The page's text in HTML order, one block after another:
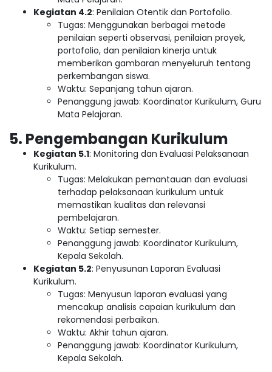
Kegiatan 4.2: Penilaian Otentik dan Portofolio.
Tugas: Menggunakan berbagai metode
penilaian seperti observasi, penilaian proyek,
portofolio, dan penilaian kinerja untuk
memberikan gambaran menyeluruh tentang
perkembangan siswa.
Waktu: Sepanjang tahun ajaran.
Penanggung jawab: Koordinator Kurikulum, Guru
Mata Pelajaran.
5. Pengembangan Kurikulum
Kegiatan 5.1: Monitoring dan Evaluasi Pelaksanaan
Kurikulum.
Tugas: Melakukan pemantauan dan evaluasi
terhadap pelaksanaan kurikulum untuk
memastikan kualitas dan relevansi
pembelajaran.
Waktu: Setiap semester.
Penanggung jawab: Koordinator Kurikulum,
Kepala Sekolah.
Kegiatan 5.2: Penyusunan Laporan Evaluasi
Kurikulum.
Tugas: Menyusun laporan evaluasi yang
mencakup analisis capaian kurikulum dan
rekomendasi perbaikan.
Waktu: Akhir tahun ajaran.
Penanggung jawab: Koordinator Kurikulum,
Kepala Sekolah.